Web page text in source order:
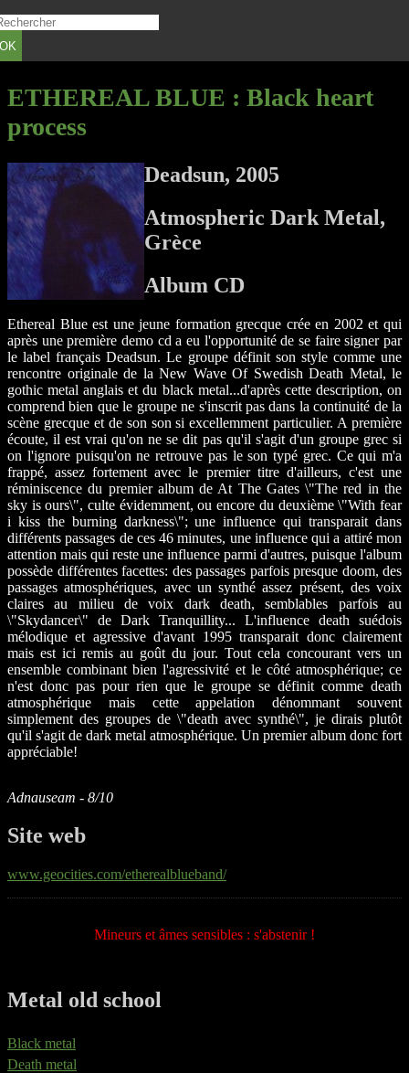
OK
ETHEREAL BLUE : Black heart
process
Deadsun, 2005
Atmospheric Dark Metal,
Grèce
Album CD
Ethereal Blue est une jeune formation grecque crée en 2002 et qui
après une première demo cd a eu l'opportunité de se faire signer par
le label français Deadsun. Le groupe définit son style comme une
rencontre originale de la New Wave Of Swedish Death Metal, le
gothic metal anglais et du black metal...d'après cette description, on
comprend bien que le groupe ne s'inscrit pas dans la continuité de la
scène grecque et de son son si excellemment particulier. A première
écoute, il est vrai qu'on ne se dit pas qu'il s'agit d'un groupe grec si
on l'ignore puisqu'on ne retrouve pas le son typé grec. Ce qui m'a
frappé, assez fortement avec le premier titre d'ailleurs, c'est une
réminiscence du premier album de At The Gates \"The red in the
sky is ours\", culte évidemment, ou encore du deuxième \"With fear
i kiss the burning darkness\"; une influence qui transparait dans
différents passages de ces 46 minutes, une influence qui a attiré mon
attention mais qui reste une influence parmi d'autres, puisque l'album
possède différentes facettes: des passages parfois presque doom, des
passages atmosphériques, avec un synthé assez présent, des voix
claires au milieu de voix dark death, semblables parfois au
\"Skydancer\" de Dark Tranquillity... L'influence death suédois
mélodique et agressive d'avant 1995 transparait donc clairement
mais est ici remis au goût du jour. Tout cela concourant vers un
ensemble combinant bien l'agressivité et le côté atmosphérique; ce
n'est donc pas pour rien que le groupe se définit comme death
atmosphérique mais cette appelation dénommant souvent
simplement des groupes de \"death avec synthé\", je dirais plutôt
qu'il s'agit de dark metal atmosphérique. Un premier album donc fort
appréciable!
Adnauseam - 8/10
Site web
www.geocities.com/etherealblueband/
Mineurs et âmes sensibles : s'abstenir !
Metal old school
Black metal
Death metal